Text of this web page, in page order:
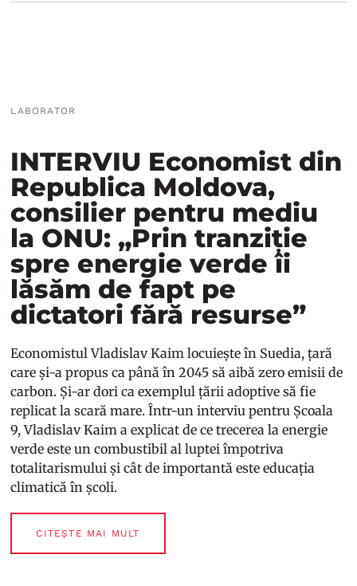
LABORATOR
INTERVIU Economist din
Republica Moldova,
consilier pentru mediu
la ONU: „Prin tranziție
spre energie verde îi
lăsăm de fapt pe
dictatori fără resurse”
Economistul Vladislav Kaim locuiește în Suedia, țară
care și-a propus ca până în 2045 să aibă zero emisii de
carbon. Și-ar dori ca exemplul țării adoptive să fie
replicat la scară mare. Într-un interviu pentru Școala
9, Vladislav Kaim a explicat de ce trecerea la energie
verde este un combustibil al luptei împotriva
totalitarismului și cât de importantă este educația
climatică în școli.
CITEȘTE MAI MULT